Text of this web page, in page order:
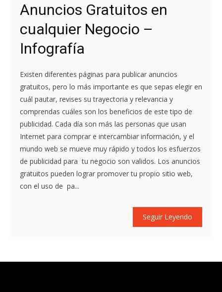
Anuncios Gratuitos en
cualquier Negocio –
Infografía
Existen diferentes páginas para publicar anuncios
gratuitos, pero lo más importante es que sepas elegir en
cuál pautar, revises su trayectoria y relevancia y
comprendas cuáles son los beneficios de este tipo de
publicidad. Cada día son más las personas que usan
Internet para comprar e intercambiar información, y el
mundo web se mueve muy rápido y todos los esfuerzos
de publicidad para tu negocio son validos. Los anuncios
gratuitos pueden lograr promover tu propio sitio web,
con el uso de pa...
Seguir Leyendo